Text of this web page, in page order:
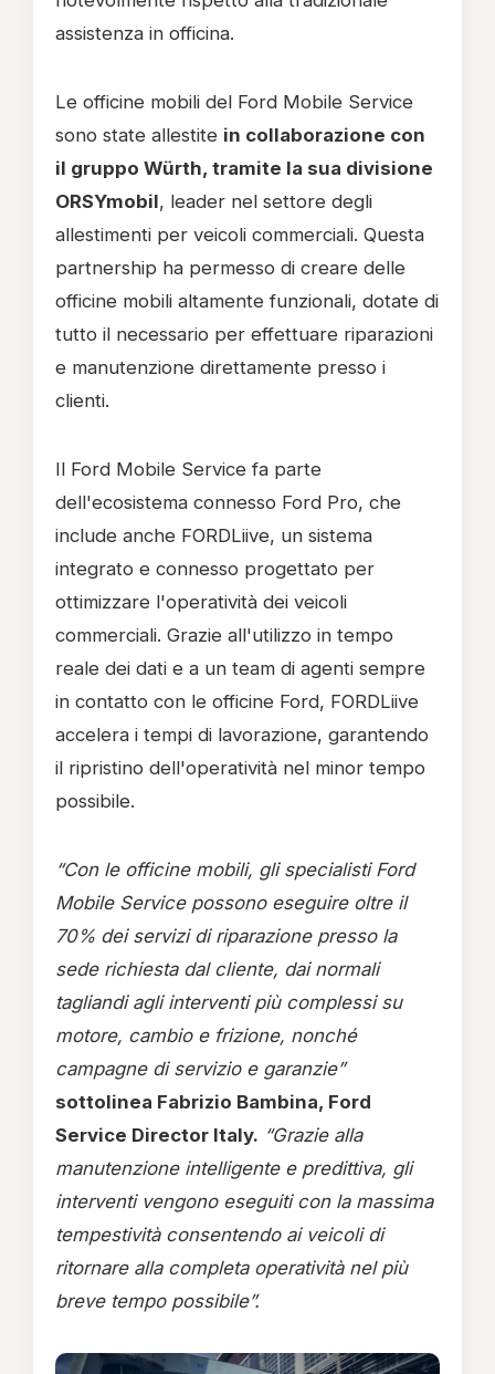
assistenza in officina.
Le officine mobili del Ford Mobile Service
sono state allestite in collaborazione con
il gruppo Würth, tramite la sua divisione
ORSYmobil, leader nel settore degli
allestimenti per veicoli commerciali. Questa
partnership ha permesso di creare delle
officine mobili altamente funzionali, dotate di
tutto il necessario per effettuare riparazioni
e manutenzione direttamente presso i
clienti.
Il Ford Mobile Service fa parte
dell'ecosistema connesso Ford Pro, che
include anche FORDLiive, un sistema
integrato e connesso progettato per
ottimizzare l'operatività dei veicoli
commerciali. Grazie all'utilizzo in tempo
reale dei dati e a un team di agenti sempre
in contatto con le officine Ford, FORDLiive
accelera i tempi di lavorazione, garantendo
il ripristino dell'operatività nel minor tempo
possibile.
“Con le officine mobili, gli specialisti Ford
Mobile Service possono eseguire oltre il
70% dei servizi di riparazione presso la
sede richiesta dal cliente, dai normali
tagliandi agli interventi più complessi su
motore, cambio e frizione, nonché
campagne di servizio e garanzie”
sottolinea Fabrizio Bambina, Ford
Service Director Italy. “Grazie alla
manutenzione intelligente e predittiva, gli
interventi vengono eseguiti con la massima
tempestività consentendo ai veicoli di
ritornare alla completa operatività nel più
breve tempo possibile”.